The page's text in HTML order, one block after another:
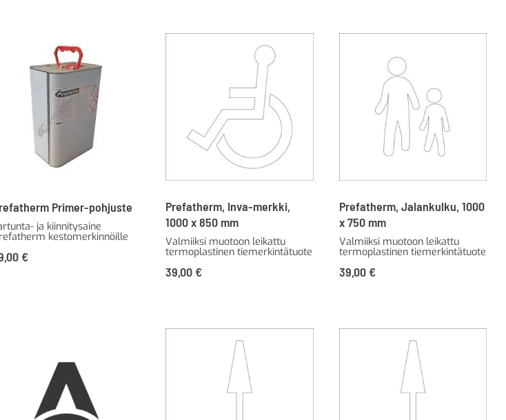
Primer-pohjuste
ja kiinnitysaine
kestomerkinnöille
€
Prefatherm, Inva-merkki,
1000 x 850 mm
Valmiiksi muotoon leikattu
termoplastinen tiemerkintätuote
39,00 €
Prefatherm, Jalankulku, 1000
x 750 mm
Valmiiksi muotoon leikattu
termoplastinen tiemerkintätuote
39,00 €